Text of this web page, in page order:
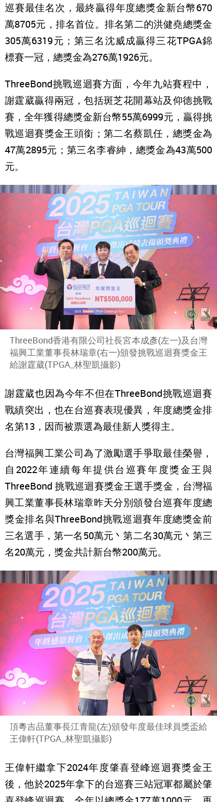
巡賽最佳名次，最終贏得年度總獎金新台幣670
萬8705元，排名首位。排名第二的洪健堯總獎金
305萬6319元；第三名沈威成贏得三花TPGA錦
標賽一冠，總獎金為276萬1926元。
ThreeBond挑戰巡迴賽方面，今年九站賽程中，
謝霆葳贏得兩冠，包括斑芝花開幕站及仰德挑戰
賽，全年獲得總獎金新台幣55萬6999元，贏得挑
戰巡迴賽獎金王頭銜；第二名蔡凱任，總獎金為
47萬2895元；第三名李睿紳，總獎金為43萬500
元。
ThreeBond香港有限公司社長宮本成彥(左一)及台灣
福興工業董事長林瑞章(右一)頒發挑戰巡迴賽獎金王
給謝霆葳(TPGA_林聖凱攝影)
謝霆葳也因為今年不但在ThreeBond挑戰巡迴賽
戰績突出，也在台巡賽表現優異，年度總獎金排
名第13，因而被票選為最佳新人獎得主。
台灣福興工業公司為了激勵選手爭取最佳榮譽，
自2022年連續每年提供台巡賽年度獎金王與
ThreeBond 挑戰巡迴賽獎金王選手獎金，台灣福
興工業董事長林瑞章昨天分別頒發台巡賽年度總
獎金排名與ThreeBond挑戰巡迴賽年度總獎金前
三名選手，第一名50萬元丶第二名30萬元丶第三
名20萬元，獎金共計新台幣200萬元。
頂粵吉品董事長江青龍(左)頒發年度最佳球員獎盃給
王偉軒(TPGA_林聖凱攝影)
王偉軒繼拿下2024年度肇喜登峰巡迴賽獎金王
後，他於2025年拿下的台巡賽三站冠軍都屬於肇